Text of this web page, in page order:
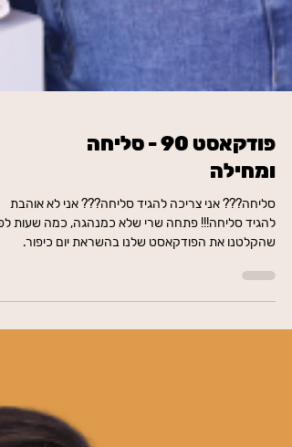
ומחילה
סליחה??? אני צריכה להגיד סליחה??? אני לא אוהבת
שהקלטנו את הפודקאסט שלנו בהשראת יום כיפור.